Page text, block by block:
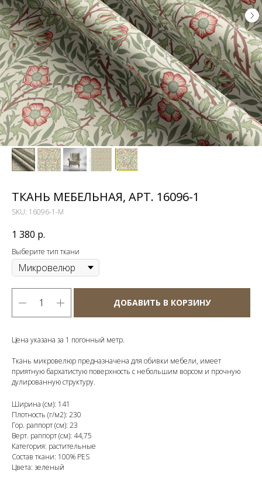
ТКАНЬ МЕБЕЛЬНАЯ, АРТ. 16096-1
SKU: 16096-1-M
1 380 р.
Выберите тип ткани
ДОБАВИТЬ В КОРЗИНУ
Цена указана за 1 погонный метр.
Ткань микровелюр предназначена для обивки мебели, имеет
приятную бархатистую поверхность с небольшим ворсом и прочную
дулированную структуру.
Ширина (см): 141
Плотность (г/м2): 230
Гор. раппорт (см): 23
Верт. раппорт (см): 44,75
Категория: растительные
Состав ткани: 100% PES
Цвета: зеленый